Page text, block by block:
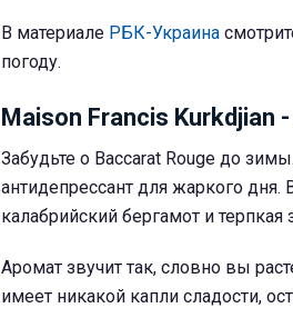
В материале РБК-Украина
погоду.
Maison Francis Kurkdjian
Забудьте о Baccarat Rouge до
антидепрессант для жаркого
калабрийский бергамот и терпкая
Аромат звучит так, словно вы
имеет никакой капли сладости,